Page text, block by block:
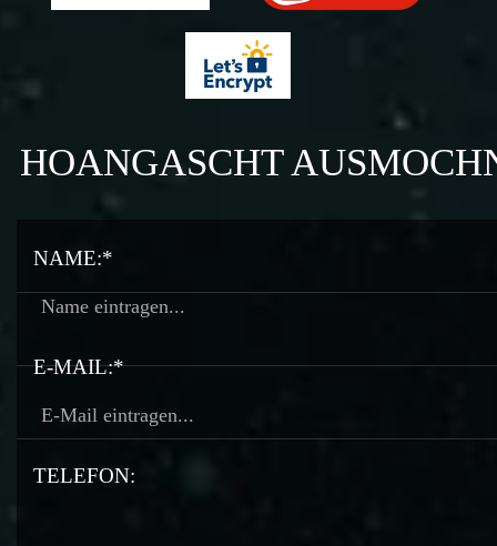
HOANGASCHT
NAME:*
E-MAIL:*
TELEFON: